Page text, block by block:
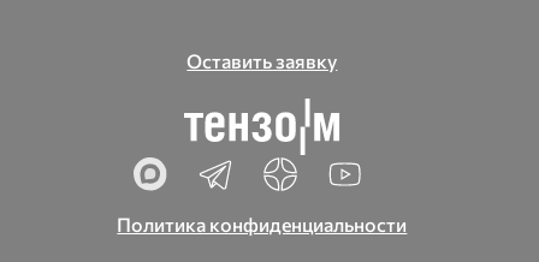
Оставить заявку
Политика конфиденциальности